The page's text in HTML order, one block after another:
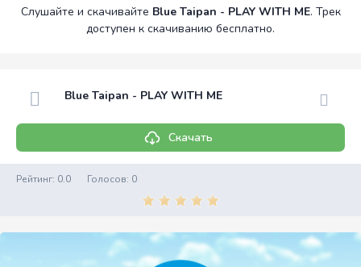
Слушайте и скачивайте Blue Taipan - PLAY WITH ME. Трек
доступен к скачиванию бесплатно.
Blue Taipan - PLAY WITH ME
Скачать
Рейтинг: 0.0 Голосов: 0